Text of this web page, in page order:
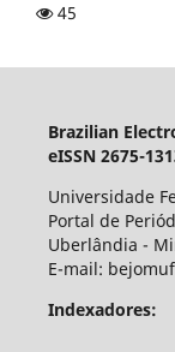
45
Brazilian
eISSN 2675-
Universidade
Portal de
Uberlândia -
E-mail:
Indexadores: